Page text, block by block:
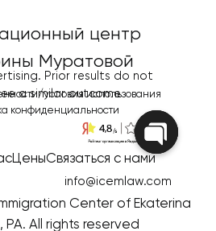
центр
Муратовой
Prior results do not
a similar outcome
условия использования
конфиденциальности
ЦеныСвязаться с нами
info@icemlaw.com
Center of Ekaterina
PA. All rights reserved
Open